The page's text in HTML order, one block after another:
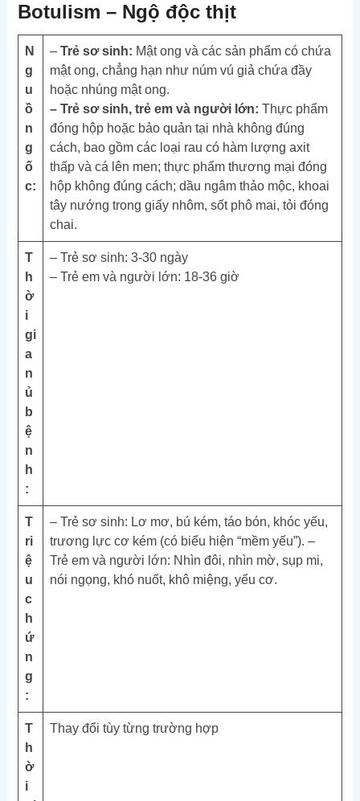
Botulism – Ngộ độc thịt
N
g
u
ồ
n
g
ố
c:
– Trẻ sơ sinh: Mật ong và các sản phẩm có chứa
mật ong, chẳng hạn như núm vú giả chứa đầy
hoặc nhúng mật ong.
– Trẻ sơ sinh, trẻ em và người lớn: Thực phẩm
đóng hộp hoặc bảo quản tại nhà không đúng
cách, bao gồm các loại rau có hàm lượng axit
thấp và cá lên men; thực phẩm thương mại đóng
hộp không đúng cách; dầu ngâm thảo mộc, khoai
tây nướng trong giấy nhôm, sốt phô mai, tỏi đóng
chai.
T
h
ờ
i
gi
a
n
ủ
b
ệ
n
h
:
– Trẻ sơ sinh: 3-30 ngày
– Trẻ em và người lớn: 18-36 giờ
T
ri
ệ
u
c
h
ứ
n
g
:
– Trẻ sơ sinh: Lơ mơ, bú kém, táo bón, khóc yếu,
trương lực cơ kém (có biểu hiện “mềm yếu”). –
Trẻ em và người lớn: Nhìn đôi, nhìn mờ, sụp mi,
nói ngọng, khó nuốt, khô miệng, yếu cơ.
T
h
ờ
i
Thay đổi tùy từng trường hợp